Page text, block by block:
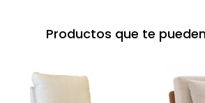
Productos que te